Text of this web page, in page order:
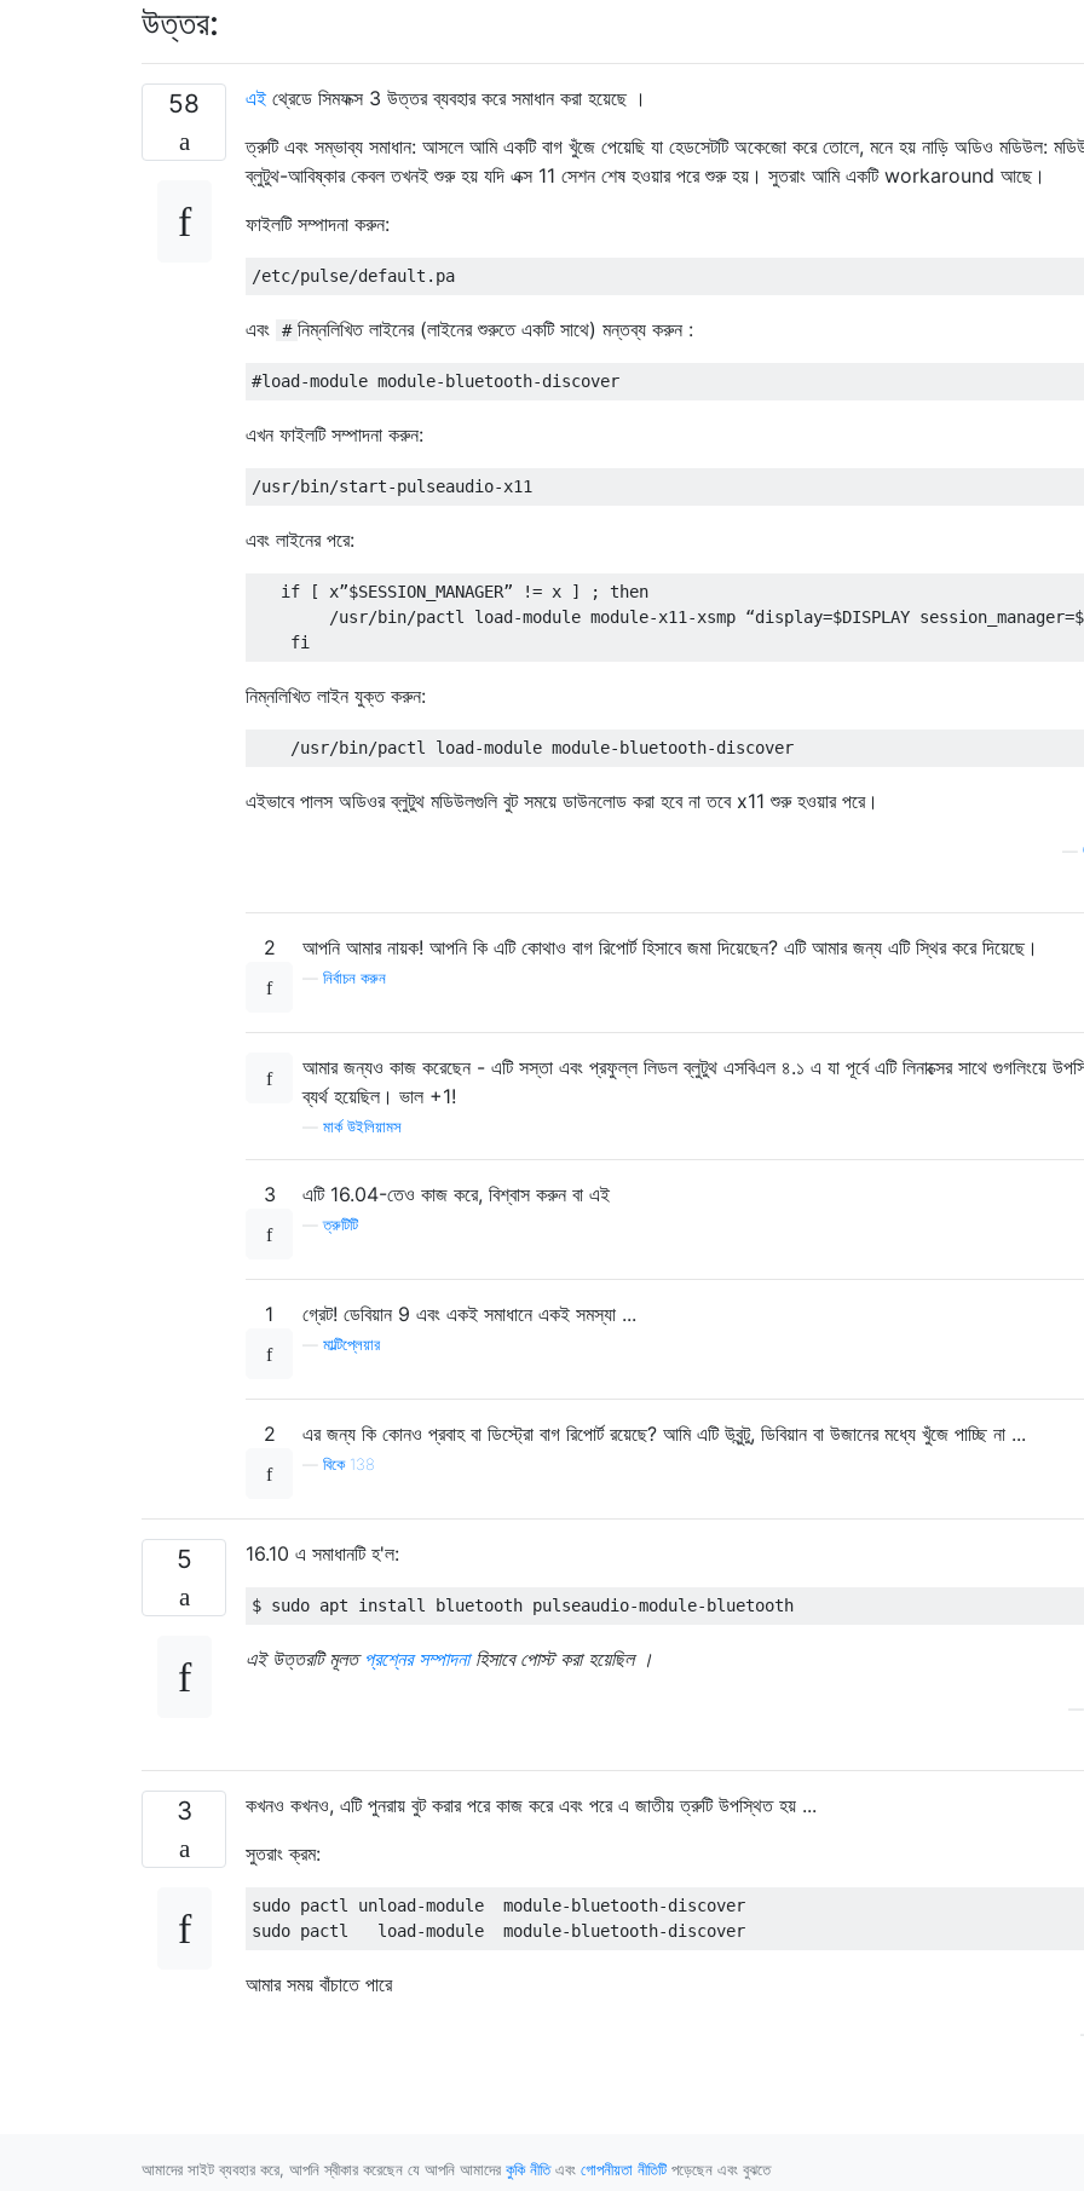
উত্তর:
58 এই থ্রেডে সিমফক্স 3 উত্তর ব্যবহার করে সমাধান করা হয়েছে ।
ত্রুটি এবং সম্ভাব্য সমাধান: আসলে আমি একটি বাগ খুঁজে পেয়েছি যা হেডসেটটি অকেজো করে তোলে, মনে হয় নাড়ি অডিও মডিউল:
ব্লুটুথ-আবিষ্কার কেবল তখনই শুরু হয় যদি এক্স 11 সেশন শেষ হওয়ার পরে শুরু হয়। সুতরাং আমি একটি workaround আছে।
ফাইলটি সম্পাদনা করুন:
এবং # নিম্নলিখিত লাইনের (লাইনের শুরুতে একটি সাথে) মন্তব্য করুন :
এখন ফাইলটি সম্পাদনা করুন:
এবং লাইনের পরে:
   if [ x”$SESSION_MANAGER” != x ] ; then
/usr/bin/pactl load-module module-x11-xsmp “display=$DISPLAY
নিম্নলিখিত লাইন যুক্ত করুন:
এইভাবে পালস অডিওর ব্লুটুথ মডিউলগুলি বুট সময়ে ডাউনলোড করা হবে না তবে x11 শুরু হওয়ার পরে।
2 আপনি আমার নায়ক! আপনি কি এটি কোথাও বাগ রিপোর্ট হিসাবে জমা দিয়েছেন? এটি আমার জন্য এটি স্থির করে দিয়েছে।
নির্বাচন করুন
আমার জন্যও কাজ করেছেন - এটি সস্তা এবং প্রফুল্ল লিডল ব্লুটুথ এসবিএল ৪.১ এ যা পূর্বে এটি লিনাক্সের সাথে গুগলিংয়ে
ব্যর্থ হয়েছিল। ভাল +1!
মার্ক উইলিয়ামস
3 এটি 16.04-তেও কাজ করে, বিশ্বাস করুন বা এই
—ত্রুটিটি
1 গ্রেট! ডেবিয়ান 9 এবং একই সমাধানে একই সমস্যা ...
মাল্টিপ্লেয়ার
2 এর জন্য কি কোনও প্রবাহ বা ডিস্ট্রো বাগ রিপোর্ট রয়েছে? আমি এটি উবুন্টু, ডিবিয়ান বা উজানের মধ্যে খুঁজে পাচ্ছি না ...
বিকে 138
5 16.10 এ সমাধানটি হ'ল:
এই উত্তরটি মূলত প্রশ্নের সম্পাদনাহিসাবে পোস্ট করা হয়েছিল ।
3
কখনও কখনও, এটি পুনরায় বুট করার পরে কাজ করে এবং পরে এ জাতীয় ত্রুটি উপস্থিত হয় ...
সুতরাং ক্রম:
sudo pactl unload-module  module-bluetooth-discover
আমার সময় বাঁচাতে পারে
আমাদের সাইট ব্যবহার করে, আপনি স্বীকার করেছেন যে আপনি আমাদের কুকি নীতিএবং গোপনীয়তা নীতিটি পড়েছেন এবং বুঝতে